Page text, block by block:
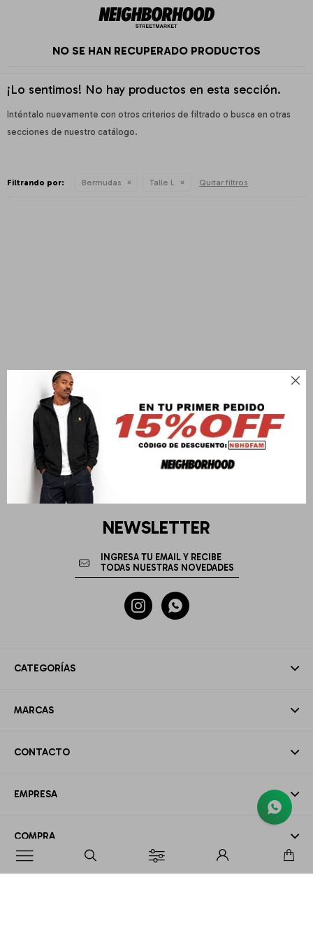


NO SE HAN RECUPERADO PRODUCTOS
¡Lo sentimos! No hay productos en esta sección.
Inténtalo nuevamente con otros criterios de filtrado o busca en otras
secciones de nuestro catálogo.
Filtrando por: Bermudas Talle L Quitar filtros
CATEGORÍAS
MARCAS
CONTACTO
EMPRESA
COMPRA
NEWSLETTER
 